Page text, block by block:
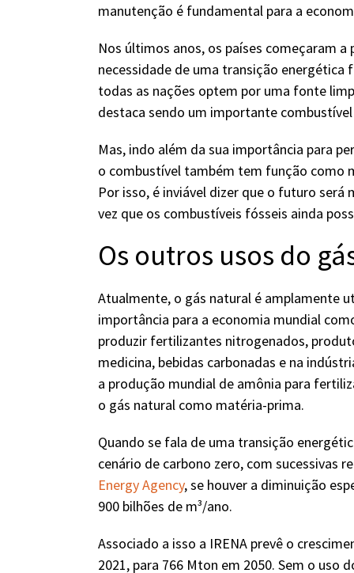
manutenção é fundamental para a
Nos últimos anos, os países começaram
necessidade de uma transição energética
todas as nações optem por uma fonte
destaca sendo um importante
Mas, indo além da sua importância para
o combustível também tem função como
Por isso, é inviável dizer que o futuro
vez que os combustíveis fósseis ainda
Os outros usos do
Atualmente, o gás natural é amplamente
importância para a economia mundial
produzir fertilizantes nitrogenados,
medicina, bebidas carbonadas e na
a produção mundial de amônia para
o gás natural como matéria-prima.
Quando se fala de uma transição
cenário de carbono zero, com sucessivas
Energy Agency, se houver a diminuição
900 bilhões de m³/ano.
Associado a isso a IRENA prevê o
2021, para 766 Mton em 2050. Sem o uso